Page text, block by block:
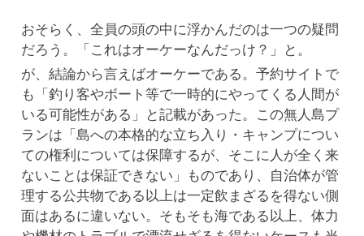
おそらく、全員の頭の中に浮かんだのは一つの疑問
だろう。「これはオーケーなんだっけ？」と。
が、結論から言えばオーケーである。予約サイトで
も「釣り客やボート等で一時的にやってくる人間が
いる可能性がある」と記載があった。この無人島プ
ランは「島への本格的な立ち入り・キャンプについ
ての権利については保障するが、そこに人が全く来
ないことは保証できない」ものであり、自治体が管
理する公共物である以上は一定飲まざるを得ない側
面はあるに違いない。そもそも海である以上、体力